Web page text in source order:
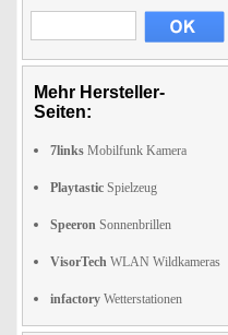
Mehr Hersteller-
Seiten:
7links Mobilfunk Kamera
Playtastic Spielzeug
Speeron Sonnenbrillen
VisorTech WLAN Wildkameras
infactory Wetterstationen